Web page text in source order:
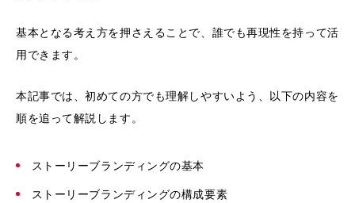
基本となる考え方を押さえることで、誰でも再現性を持って活
用できます。
本記事では、初めての方でも理解しやすいよう、以下の内容を
順を追って解説します。
ストーリーブランディングの基本
ストーリーブランディングの構成要素